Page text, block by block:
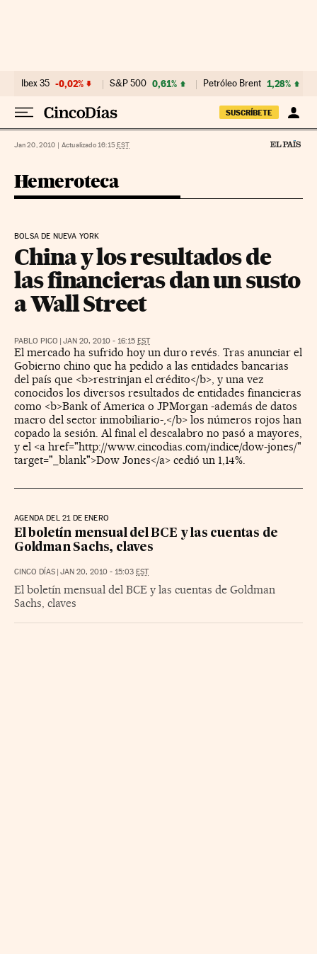
Ibex 35 -0,02% S&P 500 0,61% Petróleo Brent 1,28%
SUSCRÍBETE
Jan 20, 2010 | Actualizado 16:15EST
Hemeroteca
BOLSA DE NUEVA YORK
China y los resultados de
las financieras dan un susto
a Wall Street
PABLO PICO | JAN 20, 2010 - 16:15 EST
El mercado ha sufrido hoy un duro revés. Tras anunciar el
Gobierno chino que ha pedido a las entidades bancarias
del país que <b>restrinjan el crédito</b>, y una vez
conocidos los diversos resultados de entidades financieras
como <b>Bank of America o JPMorgan -además de datos
macro del sector inmobiliario-,</b> los números rojos han
copado la sesión. Al final el descalabro no pasó a mayores,
y el <a href="http://www.cincodias.com/indice/dow-jones/"
target="_blank">Dow Jones</a> cedió un 1,14%.
AGENDA DEL 21 DE ENERO
El boletín mensual del BCE y las cuentas de
Goldman Sachs, claves
CINCO DÍAS | JAN 20, 2010 - 15:03 EST
El boletín mensual del BCE y las cuentas de Goldman
Sachs, claves